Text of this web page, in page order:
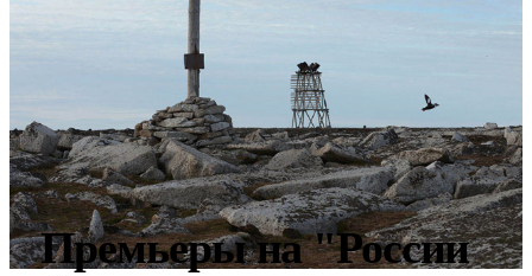
Премьеры на "России